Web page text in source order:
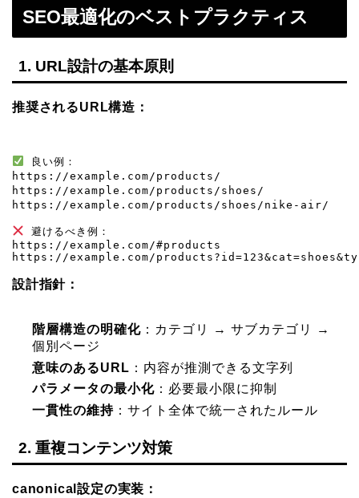
SEO最適化のベストプラクティス
1. URL設計の基本原則
推奨されるURL構造：
良い例：
https://example.com/products/                    （
https://example.com/products/shoes/              （
https://example.com/products/shoes/nike-air/
避けるべき例：
https://example.com/#products
https://example.com/
設計指針：
階層構造の明確化 ：カテゴリ → サブカテゴリ →
個別ページ
意味のあるURL ：内容が推測できる文字列
パラメータの最小化 ：必要最小限に抑制
一貫性の維持 ：サイト全体で統一されたルール
2. 重複コンテンツ対策
canonical設定の実装：